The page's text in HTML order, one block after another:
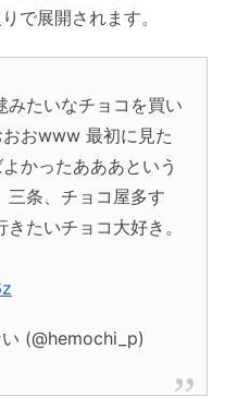
で展開されます。
みたいなチョコを買い
おwww 最初に見た
かったあああという
三条、チョコ屋多す
たいチョコ大好き。
(@hemochi_p)